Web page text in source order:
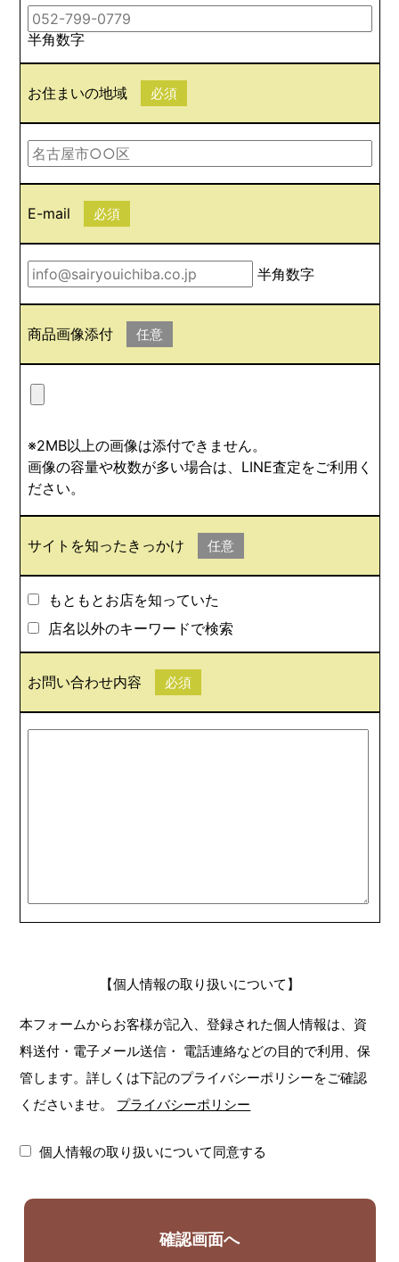
半角数字
お住まいの地域 必須
E-mail 必須
半角数字
商品画像添付 任意
※2MB以上の画像は添付できません。
画像の容量や枚数が多い場合は、LINE査定をご利用く
ださい。
サイトを知ったきっかけ 任意
もともとお店を知っていた
店名以外のキーワードで検索
お問い合わせ内容 必須
【個人情報の取り扱いについて】
本フォームからお客様が記入、登録された個人情報は、資
料送付・電子メール送信・ 電話連絡などの目的で利用、保
管します。詳しくは下記のプライバシーポリシーをご確認
くださいませ。
プライバシーポリシー
個人情報の取り扱いについて同意する